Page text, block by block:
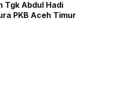
Tgk Abdul Hadi
PKB Aceh Timur